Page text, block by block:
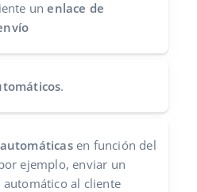
unenlace de
.
en función del
ejemplo, enviar un
al cliente